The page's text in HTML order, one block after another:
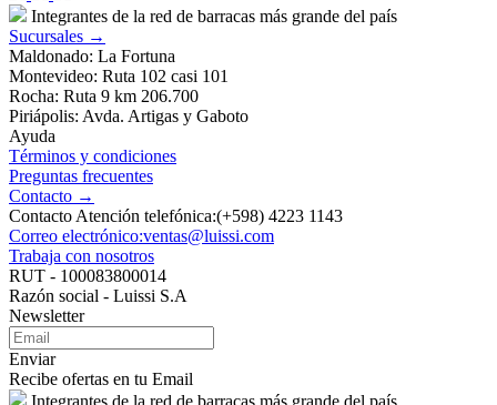
Integrantes de la red de barracas más grande del país
Sucursales →
Maldonado: La Fortuna
Montevideo: Ruta 102 casi 101
Rocha: Ruta 9 km 206.700
Piriápolis: Avda. Artigas y Gaboto
Ayuda
Términos y condiciones
Preguntas frecuentes
Contacto →
Contacto Atención telefónica:(+598) 4223 1143
Correo electrónico:ventas@luissi.com
Trabaja con nosotros
RUT - 100083800014
Razón social - Luissi S.A
Newsletter
Enviar
Recibe ofertas en tu Email